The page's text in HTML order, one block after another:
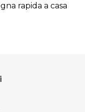
rapida a casa